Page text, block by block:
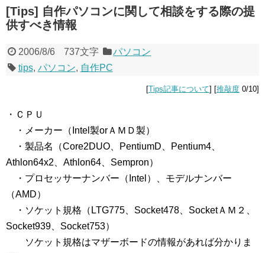
[Tips] 自作パソコンに関して相談をする際の提
供すべき情報
2006/8/6 737文字
パソコン
tips, パソコン, 自作PC
[Tips記事について] [推敲度 0/10]
・ＣＰＵ
・メーカー（Intel製orＡＭＤ製）
・製品名（Core2DUO、PentiumD、Pentium4、
Athlon64x2、Athlon64、Sempron）
・プロセッサーナンバー（Intel）、モデルナンバー
（AMD）
・ソケット規格（LTG775、Socket478、SocketＡＭ２、
Socket939、Socket753）
ソケット規格はマザーボードの情報があれば分かりま